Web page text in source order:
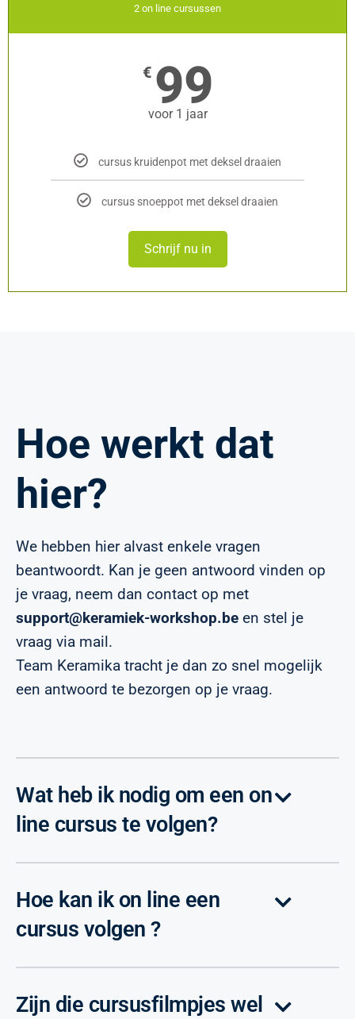
2 on line cursussen
€ 99
voor 1 jaar
cursus kruidenpot met deksel draaien
cursus snoeppot met deksel draaien
Schrijf nu in
Hoe werkt dat
hier?
We hebben hier alvast enkele vragen
beantwoordt. Kan je geen antwoord vinden op
je vraag, neem dan contact op met
support@keramiek-workshop.be en stel je
vraag via mail.
Team Keramika tracht je dan zo snel mogelijk
een antwoord te bezorgen op je vraag.
Wat heb ik nodig om een on
line cursus te volgen?
Hoe kan ik on line een
cursus volgen ?
Zijn die cursusfilmpjes wel